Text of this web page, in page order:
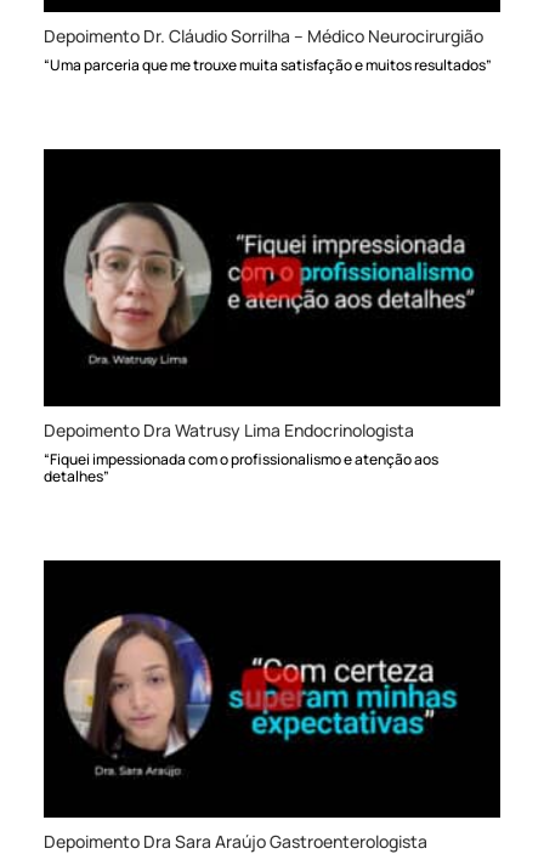
Depoimento Dr. Cláudio Sorrilha – Médico Neurocirurgião
“Uma parceria que me trouxe muita satisfação e muitos resultados”
Depoimento Dra Watrusy Lima Endocrinologista
“Fiquei impessionada com o profissionalismo e atenção aos
detalhes”
Depoimento Dra Sara Araújo Gastroenterologista